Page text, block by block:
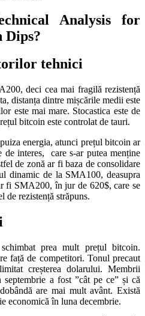
tehnici
deci cea mai fragilă rezistență
distanța dintre mișcările medii este
este mai mare. Stocastica este de
bitcoin este controlat de tauri.
energia, atunci prețul bitcoin ar
de interes, care s-ar putea menține
de zonă ar fi baza de consolidare
dinamic de la SMA100, deasupra
fi SMA200, în jur de 620$, care se
de rezistență străpuns.
prea mult prețul bitcoin.
față de competitori. Tonul precaut
creșterea dolarului. Membrii
a fost ”cât pe ce” și că
are mai mult avânt. Există
economică în luna decembrie.